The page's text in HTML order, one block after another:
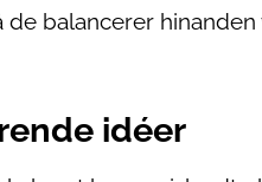
balancerer hinanden
idéer